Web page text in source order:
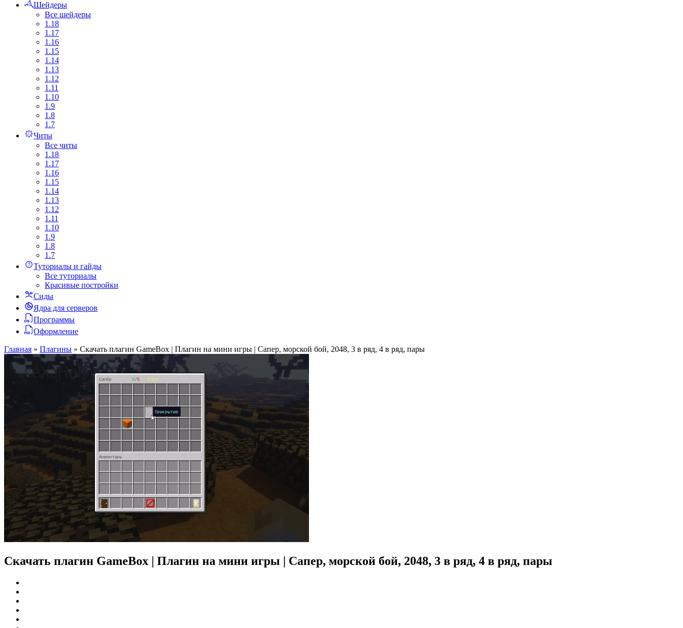
Шейдеры
Все шейдеры
1.18
1.17
1.16
1.15
1.14
1.13
1.12
1.11
1.10
1.9
1.8
1.7
Читы
Все читы
1.18
1.17
1.16
1.15
1.14
1.13
1.12
1.11
1.10
1.9
1.8
1.7
Туториалы и гайды
Все туториалы
Красивые постройки
Сиды
Ядра для серверов
Программы
Оформление
Главная » Плагины » Скачать плагин GameBox | Плагин на мини игры | Сапер, морской бой, 2048, 3 в ряд, 4 в ряд, пары
Скачать плагин GameBox | Плагин на мини игры | Сапер, морской бой, 2048, 3 в ряд, 4 в ряд, пары